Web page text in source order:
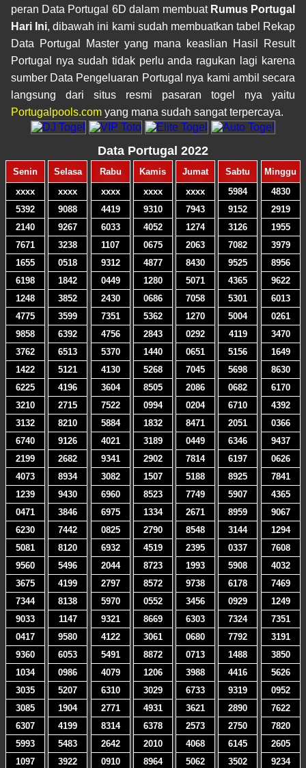
peran Data Portugal 6D dalam membuat Rumus Portugal
Hari Ini, dibawah ini kami sudah membuatkan tabel Rekap
Data Portugal Master yang mana keaslian Hasil Result
Portugal nya sudah tidak perlu anda ragukan lagi karena
sumber Data Pengeluaran Portugal nya kami ambil secara
langsung dari situs resmi pasaran togel nya yaitu
Portugalpools.comyang mana sudah sangat terpercaya.
Data Portugal 2022
Senin
xxxx
5392
2140
7671
1655
6198
1248
4775
9858
3762
1422
6225
3210
3132
6740
2199
4073
1239
0471
6230
5081
9560
3675
7344
9033
0417
9360
1034
3035
3085
6307
5993
1097
Selasa
xxxx
9088
9267
3238
0518
1842
3852
3599
6392
6513
5121
4196
2715
8210
9126
2682
8934
9430
3846
7442
8120
5496
4199
8138
1147
9580
6053
0986
5207
1904
4199
5483
3922
Rabu
xxxx
4419
6033
1107
9312
0449
2430
7351
4756
5370
4130
3604
7522
5884
4021
9341
3082
6960
6975
0825
6932
2044
2797
5970
9321
4122
5491
4079
6310
2771
8314
2642
0910
Kamis
xxxx
9310
4052
0675
4877
1280
0686
5362
2843
1440
5268
8505
0994
1832
3189
2902
1507
8523
1334
2790
4519
8723
8572
0552
8669
3061
8872
1206
3029
4931
6378
2010
8964
Jumat
xxxx
7943
1274
2063
8430
5071
7058
1270
0292
0651
7045
2086
0204
8471
0449
7814
5188
7749
2671
8548
2395
1993
9738
3456
6303
0680
0713
3988
6733
3621
2573
4068
5062
Sabtu
5984
9152
3126
7082
9525
4365
5301
5004
4119
5156
5698
0682
6710
2051
6346
6197
8925
5907
8959
3144
0337
5908
6178
0929
7324
7792
1488
4416
9319
2890
2750
6145
3502
Minggu
4830
2919
1955
3979
8956
9622
6013
0261
3470
1649
8630
6170
4392
0366
9437
0626
7841
4365
9067
1294
7608
4032
7469
1249
7351
3191
3850
5626
0952
7622
7820
2605
9234